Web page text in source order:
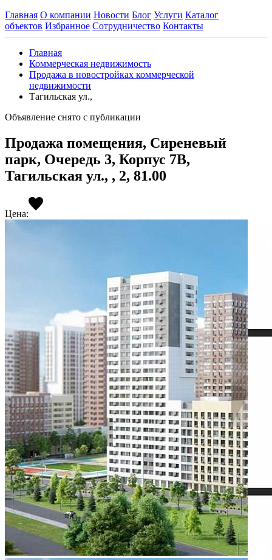
Главная О компании Новости Блог Услуги Каталог
объектов Избранное Сотрудничество Контакты
Главная
Коммерческая недвижимость
Продажа в новостройках коммерческой
недвижимости
Тагильская ул.,
Объявление снято с публикации
Продажа помещения, Сиреневый
парк, Очередь 3, Корпус 7В,
Тагильская ул., , 2, 81.00
Цена: